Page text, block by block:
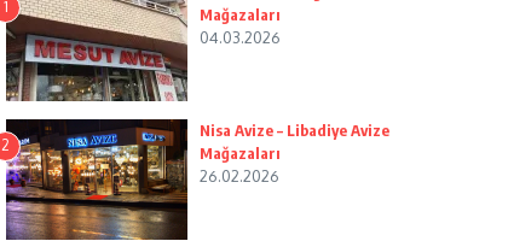
1
Mağazaları
04.03.2026
2
Nisa Avize – Libadiye Avize
Mağazaları
26.02.2026